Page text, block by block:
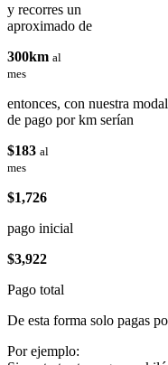
y recorres un
aproximado de
300km al
mes
entonces, con nuestra
de pago por km serían
$183 al
mes
$1,726
pago inicial
$3,922
Pago total
De esta forma solo pagas
Por ejemplo: